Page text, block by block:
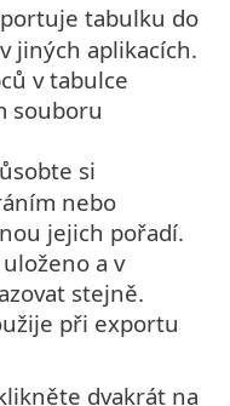
tabulku do
jiných aplikacích.
v tabulce
souboru
si
nebo
jejich pořadí.
a v
stejně.
při exportu
dvakrát na